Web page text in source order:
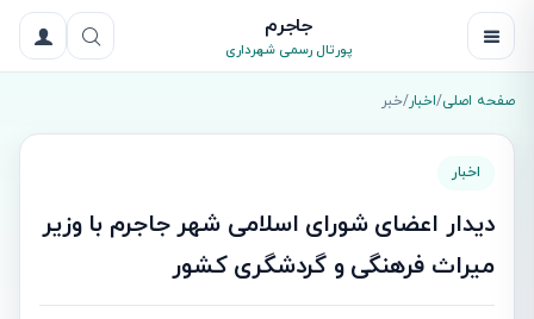
جاجرم
پورتال رسمی شهرداری
صفحه اصلی/اخبار/خبر
اخبار
دیدار اعضای شورای اسلامی شهر جاجرم با وزیر
میراث فرهنگی و گردشگری کشور